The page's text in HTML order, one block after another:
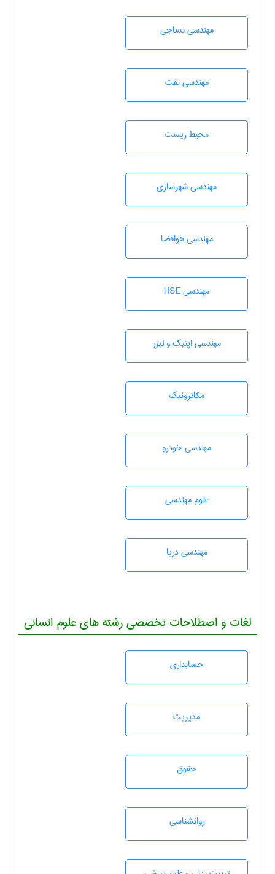
مهندسي نساجی
مهندسی نفت
محيط زيست
مهندسی شهرسازی
مهندسی هوافضا
مهندسی HSE
مهندسی اپتیک و لیزر
مکاترونیک
مهندسی خودرو
علوم مهندسی
مهندسی دریا
لغات و اصطلاحات تخصصی رشته های علوم انسانی
حسابداری
مديريت
حقوق
روانشناسی